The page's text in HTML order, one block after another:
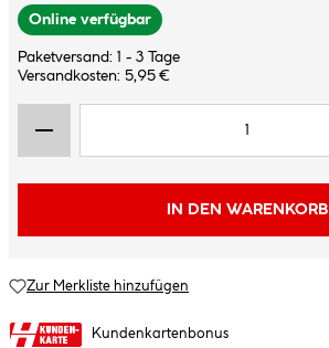
Online verfügbar
Paketversand: 1 - 3 Tage
Versandkosten: 5,95 €
IN DEN WARENKORB
Zur Merkliste hinzufügen
Kundenkartenbonus